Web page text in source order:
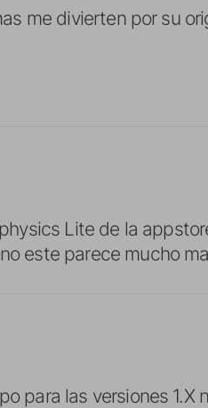
me divierten por su
Lite de la
este parece mucho
para las versiones 1.X